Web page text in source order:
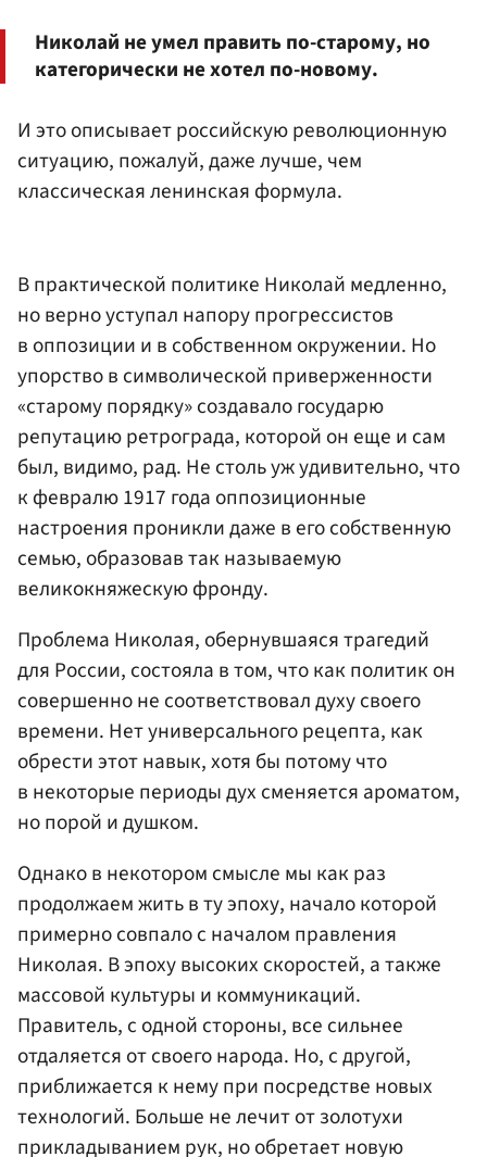
Николай не умел править по-старому, но
категорически не хотел по-новому.
И это описывает российскую революционную
ситуацию, пожалуй, даже лучше, чем
классическая ленинская формула.
В практической политике Николай медленно,
но верно уступал напору прогрессистов
в оппозиции и в собственном окружении. Но
упорство в символической приверженности
«старому порядку» создавало государю
репутацию ретрограда, которой он еще и сам
был, видимо, рад. Не столь уж удивительно, что
к февралю 1917 года оппозиционные
настроения проникли даже в его собственную
семью, образовав так называемую
великокняжескую фронду.
Проблема Николая, обернувшаяся трагедий
для России, состояла в том, что как политик он
совершенно не соответствовал духу своего
времени. Нет универсального рецепта, как
обрести этот навык, хотя бы потому что
в некоторые периоды дух сменяется ароматом,
но порой и душком.
Однако в некотором смысле мы как раз
продолжаем жить в ту эпоху, начало которой
примерно совпало с началом правления
Николая. В эпоху высоких скоростей, а также
массовой культуры и коммуникаций.
Правитель, с одной стороны, все сильнее
отдаляется от своего народа. Но, с другой,
приближается к нему при посредстве новых
технологий. Больше не лечит от золотухи
прикладыванием рук, но обретает новую